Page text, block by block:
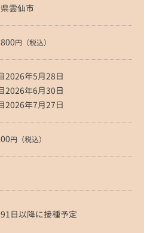
雲仙市
円（税込）
2026年5月28日
2026年6月30日
2026年7月27日
円（税込）
日以降に接種予定